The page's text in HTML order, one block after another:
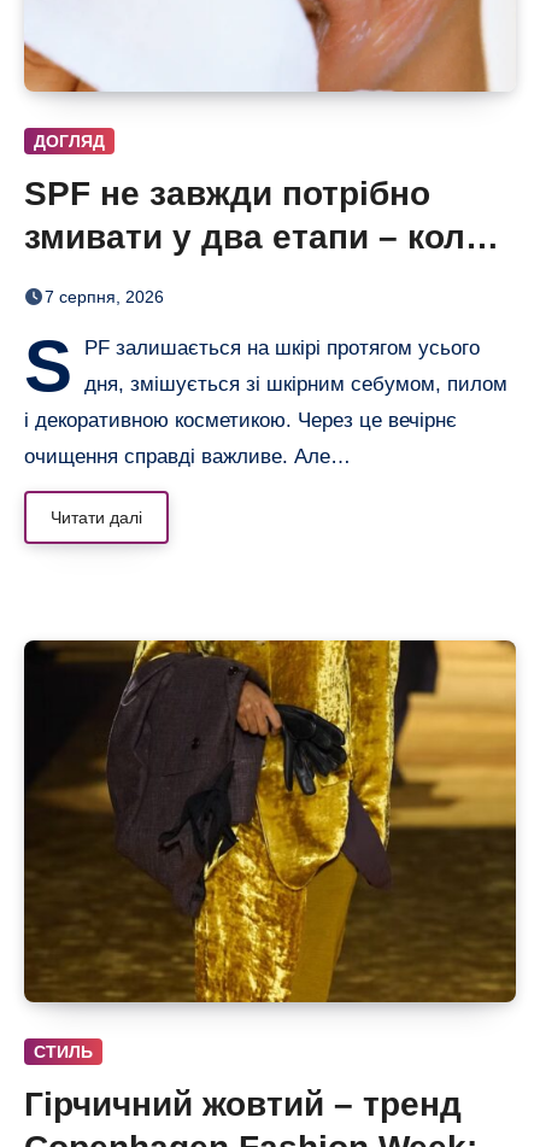
ДОГЛЯД
SPF не завжди потрібно
змивати у два етапи – коли
одного очищення достатньо
7 серпня, 2026
S
PF залишається на шкірі протягом усього
дня, змішується зі шкірним себумом, пилом
і декоративною косметикою. Через це вечірнє
очищення справді важливе. Але…
Читати далі
СТИЛЬ
Гірчичний жовтий – тренд